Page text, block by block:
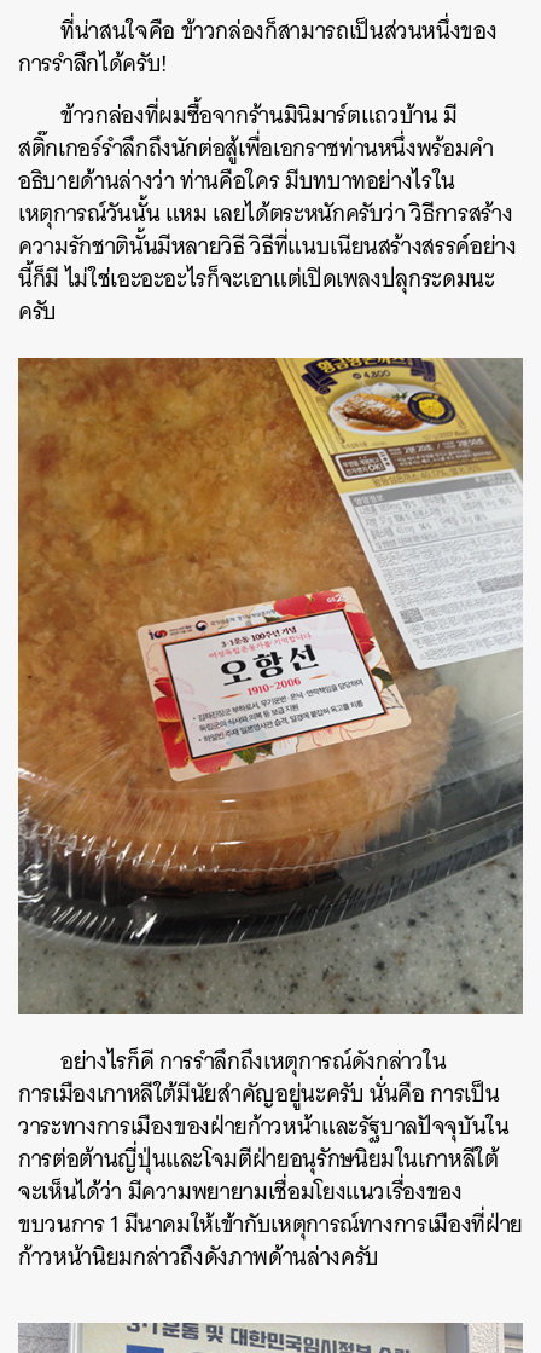
ที่น่าสนใจคือ ข้าวกล่องก็สามารถเป็นส่วนหนึ่งของ
การรำลึกได้ครับ!
ข้าวกล่องที่ผมซื้อจากร้านมินิมาร์ตแถวบ้าน มี
สติ๊กเกอร์รำลึกถึงนักต่อสู้เพื่อเอกราชท่านหนึ่งพร้อมคำ
อธิบายด้านล่างว่า ท่านคือใคร มีบทบาทอย่างไรใน
เหตุการณ์วันนั้น แหม เลยได้ตระหนักครับว่า วิธีการสร้าง
ความรักชาตินั้นมีหลายวิธี วิธีที่แนบเนียนสร้างสรรค์อย่าง
นี้ก็มี ไม่ใช่เอะอะอะไรก็จะเอาแต่เปิดเพลงปลุกระดมนะ
ครับ
อย่างไรก็ดี การรำลึกถึงเหตุการณ์ดังกล่าวใน
การเมืองเกาหลีใต้มีนัยสำคัญอยู่นะครับ นั่นคือ การเป็น
วาระทางการเมืองของฝ่ายก้าวหน้าและรัฐบาลปัจจุบันใน
การต่อต้านญี่ปุ่นและโจมตีฝ่ายอนุรักษนิยมในเกาหลีใต้
จะเห็นได้ว่า มีความพยายามเชื่อมโยงแนวเรื่องของ
ขบวนการ 1 มีนาคมให้เข้ากับเหตุการณ์ทางการเมืองที่ฝ่าย
ก้าวหน้านิยมกล่าวถึงดังภาพด้านล่างครับ